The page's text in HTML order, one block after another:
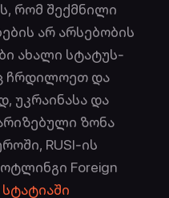
რომ შექმნილი
არ არსებობის
ახალი სტატუს-
ჩრდილოეთ და
უკრაინასა და
ზონა
RUSI-ის
Foreign
სტატიაში